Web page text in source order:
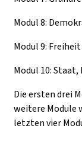
Modul 8:
Modul 9:
Modul 10:
Die ersten drei
weitere Module
letzten vier